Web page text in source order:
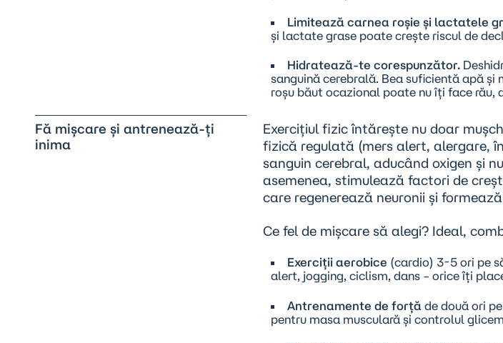
Limitează carnea roșie și lactatele
și lactate grase poate crește riscul de
Hidratează-te corespunzător.
sanguină cerebrală. Bea suficientă apă și
roșu băut ocazional poate nu îți face rău,
Fă mișcare și antrenează-ți
inima
Exercițiul fizicîntărește nu doar
fizică regulată (mers alert, alergare,
sanguin cerebral, aducând oxigen și
asemenea, stimulează factori de
care regenerează neuronii și
Ce fel de mișcare să alegi? Ideal,
Exerciții aerobice (cardio) 3-5 ori pe
alert, jogging, ciclism, dans – orice îți
Antrenamente de forță de două ori
pentru masa musculară și controlul